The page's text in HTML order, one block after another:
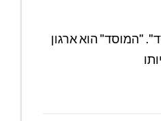
"המוסד" הוא ארגון